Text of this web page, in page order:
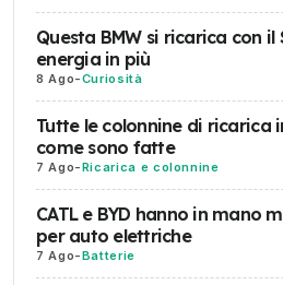
Questa BMW si ricarica con il
energia in più
8 Ago-Curiosità
Tutte le colonnine di ricarica
come sono fatte
7 Ago-Ricarica e colonnine
CATL e BYD hanno in mano
per auto elettriche
7 Ago-Batterie